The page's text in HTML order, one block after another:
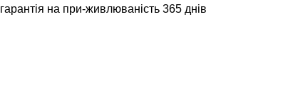
гарантія на при-живлюваність 365 днів